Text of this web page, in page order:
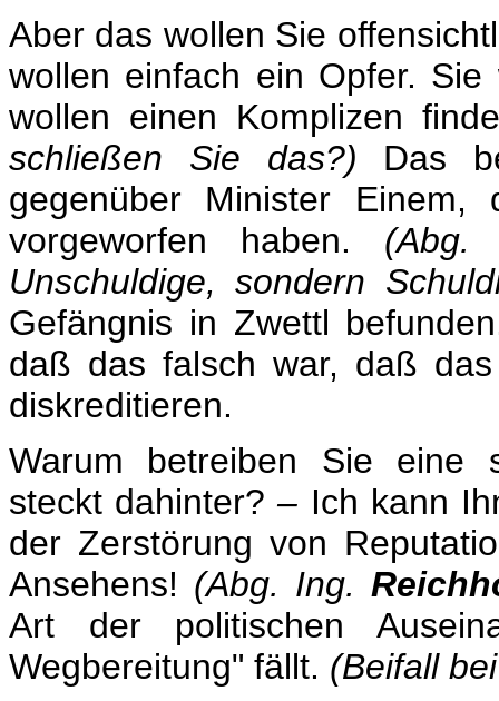
Aber das wollen Sie
wollen einfach ein Opfer.
wollen einen Komplizen
schließen Sie das?) Das
gegenüber Minister
vorgeworfen haben. (Abg.
Unschuldige, sondern
Gefängnis in Zwettl
daß das falsch war, daß
diskreditieren.
Warum betreiben Sie eine
steckt dahinter? – Ich kann
der Zerstörung von
Ansehens! (Abg. Ing.
Art der politischen
Wegbereitung" fällt. (Beifall